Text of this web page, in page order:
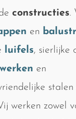
constructies.
en
luifels, sierlijke
en
stalen
werken zowel